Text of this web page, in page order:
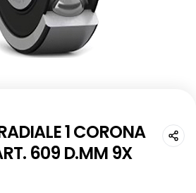
1 CORONA
609 D.MM 9X